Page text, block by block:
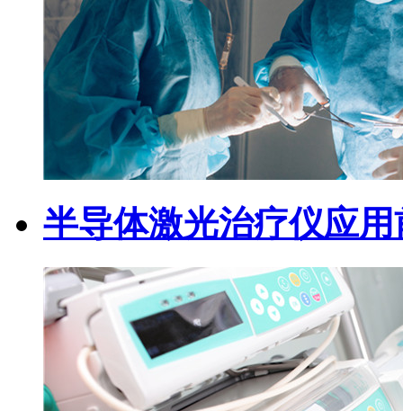
半导体激光治疗仪应